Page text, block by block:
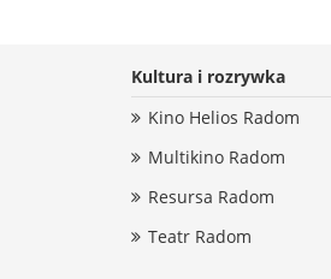
Kultura i rozrywka
Kino Helios Radom
Multikino Radom
Resursa Radom
Teatr Radom